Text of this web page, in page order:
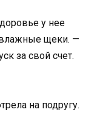
у нее
щеки. —
за свой счет.
на подругу.